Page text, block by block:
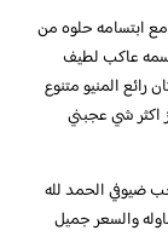
ابتسامه حلوه من
عاكب لطيف
رائع المنيو متنوع
اكثر شي عجبني
ضيوفي الحمد لله
والسعر جميل